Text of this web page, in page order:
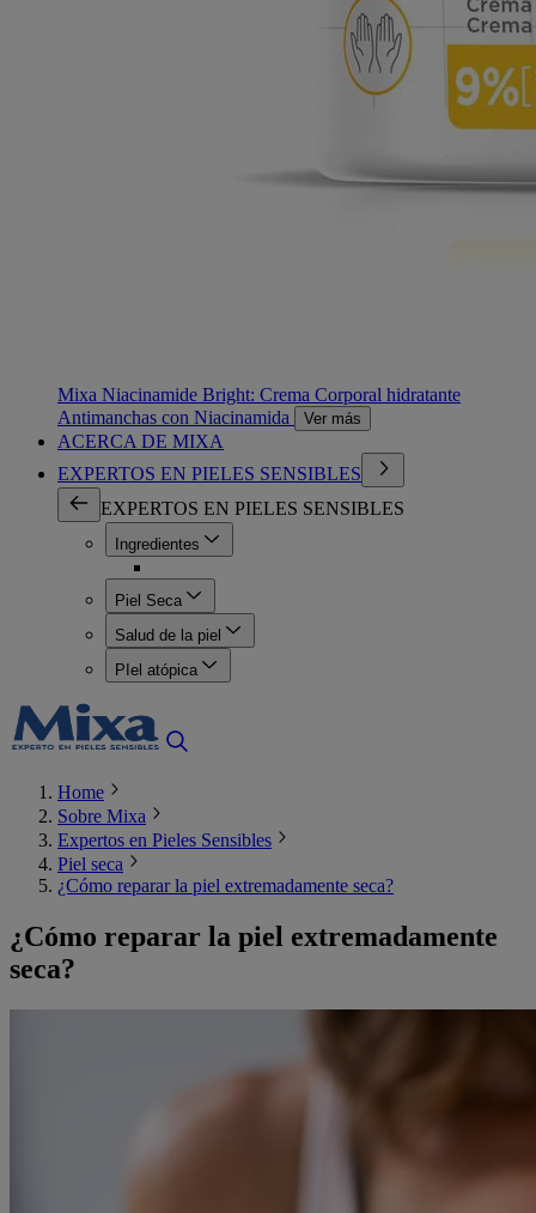
Mixa Niacinamide Bright: Crema Corporal hidratante
Antimanchas con Niacinamida
Ver más
ACERCA DE MIXA
EXPERTOS EN PIELES SENSIBLES
EXPERTOS EN PIELES SENSIBLES
Ingredientes
Piel Seca
Salud de la piel
PIel atópica
Home
Sobre Mixa
Expertos en Pieles Sensibles
Piel seca
¿Cómo reparar la piel extremadamente seca?
¿Cómo reparar la piel extremadamente
seca?